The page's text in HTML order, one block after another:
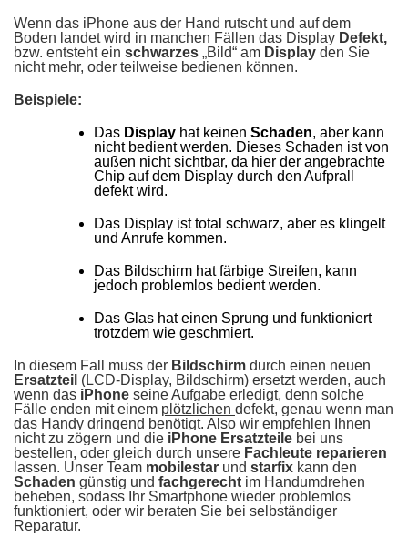
Wenn das iPhone aus der Hand rutscht und auf dem
Boden landet wird in manchen Fällen das Display Defekt,
bzw. entsteht ein schwarzes „Bild“ am Display den Sie
nicht mehr, oder teilweise bedienen können.
Beispiele:
Das Display hat keinen Schaden, aber kann
nicht bedient werden. Dieses Schaden ist von
außen nicht sichtbar, da hier der angebrachte
Chip auf dem Display durch den Aufprall
defekt wird.
Das Display ist total schwarz, aber es klingelt
und Anrufe kommen.
Das Bildschirm hat färbige Streifen, kann
jedoch problemlos bedient werden.
Das Glas hat einen Sprung und funktioniert
trotzdem wie geschmiert.
In diesem Fall muss der Bildschirm durch einen neuen
Ersatzteil (LCD-Display, Bildschirm) ersetzt werden, auch
wenn das iPhone seine Aufgabe erledigt, denn solche
Fälle enden mit einem plötzlichen defekt, genau wenn man
das Handy dringend benötigt. Also wir empfehlen Ihnen
nicht zu zögern und die iPhone Ersatzteile bei uns
bestellen, oder gleich durch unsere Fachleute reparieren
lassen. Unser Team mobilestar und starfix kann den
Schaden günstig und fachgerecht im Handumdrehen
beheben, sodass Ihr Smartphone wieder problemlos
funktioniert, oder wir beraten Sie bei selbständiger
Reparatur.